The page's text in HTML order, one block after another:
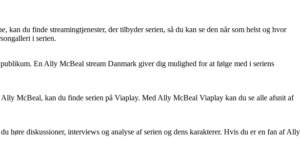
du finde streamingtjenester, der tilbyder serien, så du kan se den når som helst og hvor
i serien.
En Ally McBeal stream Danmark giver dig mulighed for at følge med i seriens
McBeal, kan du finde serien på Viaplay. Med Ally McBeal Viaplay kan du se alle afsnit af
høre diskussioner, interviews og analyse af serien og dens karakterer. Hvis du er en fan af Ally